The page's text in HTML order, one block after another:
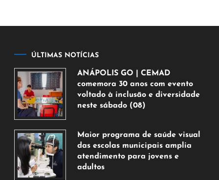
ÚLTIMAS NOTÍCIAS
ANÁPOLIS GO | CEMAD
comemora 30 anos com evento
voltado à inclusão e diversidade
neste sábado (08)
de
agosto
de
2026
Maior programa de saúde visual
das escolas municipais amplia
atendimento para jovens e
adultos